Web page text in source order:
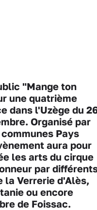
"Mange ton
une quatrième
dans l'Uzège du
Organisé par
Pays
aura pour
les arts du cirque
par
la Verrerie d'Alès,
ou encore
de Foissac.